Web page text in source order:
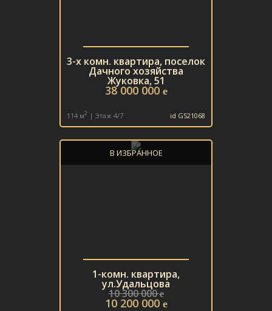
Охраняемая Подземная Гараж
Наземная
ГОТОВНОСТЬ:
Строится
3-х комн. квартира, поселок
Дачного хозяйства
Жуковка, 51
38 000 000 e
114 м2 | Этаж 4/7 id GS21068
1-комн. квартира,
ул.Удальцова
10 300 000e
10 200 000 e
В ИЗБРАННОЕ